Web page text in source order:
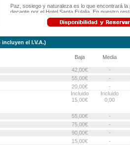
el I.V.A.)
Baja Media
42,00€ -
55,00€ -
20,00€ -
Incluido Incluido
15,00€ 0,00
55,00€ -
75,00€ -
90,00€ -
15,00€ -